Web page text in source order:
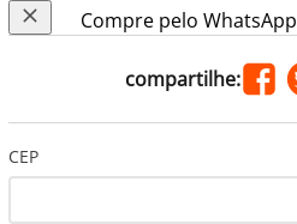
Compre pelo WhatsApp
CEP